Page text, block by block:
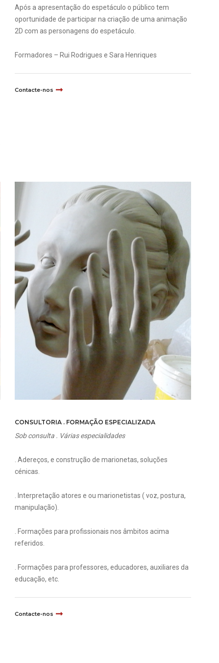
Após a apresentação do espetáculo o público tem
oportunidade de participar na criação de uma animação
2D com as personagens do espetáculo.
Formadores – Rui Rodrigues e Sara Henriques
Contacte-nos
CONSULTORIA . FORMAÇÃO ESPECIALIZADA
Sob consulta . Várias especialidades
. Adereços, e construção de marionetas, soluções
cénicas.
. Interpretação atores e ou marionetistas ( voz, postura,
manipulação).
. Formações para profissionais nos âmbitos acima
referidos.
. Formações para professores, educadores, auxiliares da
educação, etc.
Contacte-nos